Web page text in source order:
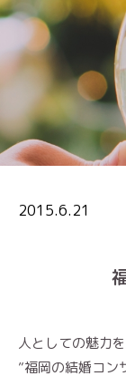
2015.6.21
人としての魅力
”福岡の結婚コン